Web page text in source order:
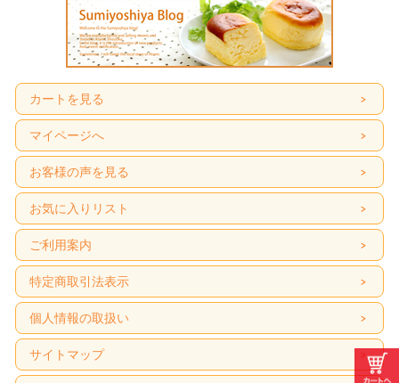
カートを見る
マイページへ
お客様の声を見る
お気に入りリスト
ご利用案内
特定商取引法表示
個人情報の取扱い
サイトマップ